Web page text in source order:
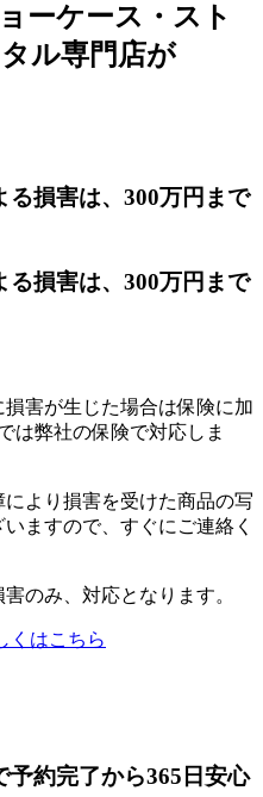
ーケース・スト
ル専門店が
損害は、300万円まで
損害は、300万円まで
害が生じた場合は保険に加
は弊社の保険で対応しま
より損害を受けた商品の写
ますので、すぐにご連絡く
のみ、対応となります。
くはこちら
予約完了から365日安心